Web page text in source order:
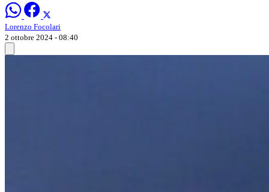
Lorenzo Focolari
2 ottobre 2024 - 08:40